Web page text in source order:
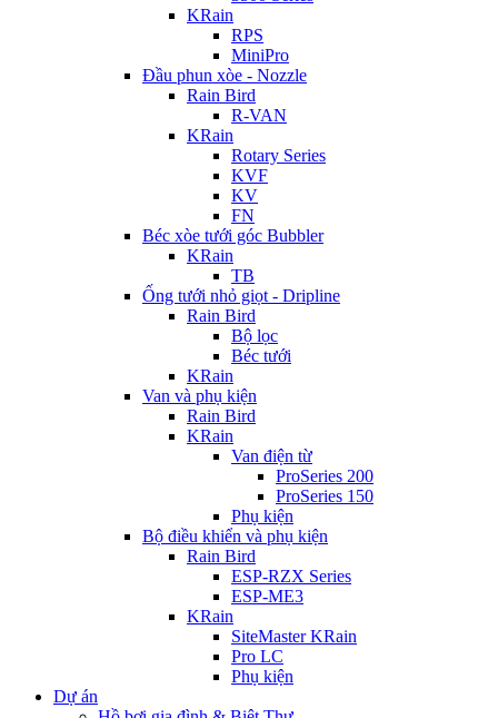
KRain
RPS
MiniPro
Đầu phun xòe - Nozzle
Rain Bird
R-VAN
KRain
Rotary Series
KVF
KV
FN
Béc xòe tưới góc Bubbler
KRain
TB
Ống tưới nhỏ giọt - Dripline
Rain Bird
Bộ lọc
Béc tưới
KRain
Van và phụ kiện
Rain Bird
KRain
Van điện từ
ProSeries 200
ProSeries 150
Phụ kiện
Bộ điều khiển và phụ kiện
Rain Bird
ESP-RZX Series
ESP-ME3
KRain
SiteMaster KRain
Pro LC
Phụ kiện
Dự án